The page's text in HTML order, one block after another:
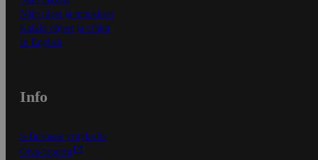
Näin tilaat ja muokkaat
Kaikki ohjeet ja vinkit
In English
Info
S-Business yrityksille
Oiva-raportit